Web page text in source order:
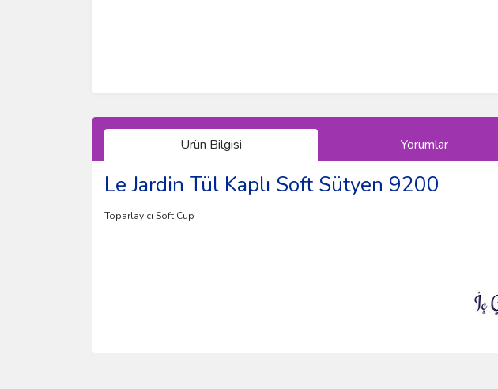
Ürün Bilgisi Yorumlar
Le Jardin Tül Kaplı Soft Sütyen 9200
Toparlayıcı Soft Cup